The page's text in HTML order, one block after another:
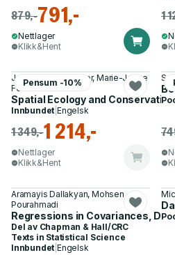
879,-791,-
Nettlager
Klikk&Hent
1
Pensum -10%
Jr., Robert J. Fletcher, Marie-Josee
Fortin
Spatial Ecology and
Innbundet |Engelsk
1 349,-1 214,-
Nettlager
Klikk&Hent
Aramayis Dallakyan, Mohsen
Pourahmadi
Regressions in Covariances,
Del av Chapman & Hall/CRC
Texts in Statistical Science
Innbundet |Engelsk